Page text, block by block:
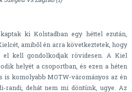
ki Kolstadban egy héttel ezután,
amiből én arra következtetek, hogy
el kell gondolkodjak rövidesen. A Kiel
helyét a csoportban, és ezen a héten
is komolyabb MOTW-várományos az én
randi, dehát nem mi döntünk, ugye. Az